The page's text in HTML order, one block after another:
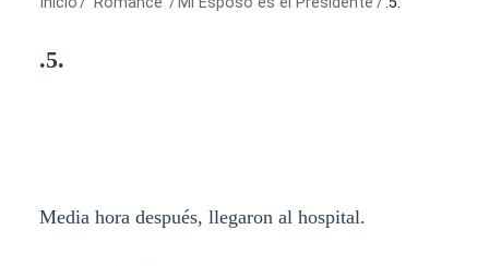
.5.
Media hora después, llegaron al hospital.